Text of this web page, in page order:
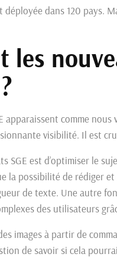
déployée dans 120 pays.
les
apparaissent comme
visibilité. Il est
SGE est d’optimiser le
la possibilité de rédiger
de texte. Une autre
des utilisateurs
images à partir de
de savoir si cela